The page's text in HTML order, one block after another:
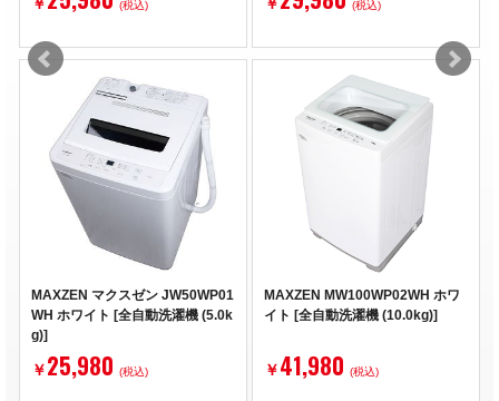
(税込) (税込)
MAXZEN マクスゼン JW50WP01
WH ホワイト [全自動洗濯機 (5.0k
g)]
￥25,980 (税込)
MAXZEN MW100WP02WH ホワ
イト [全自動洗濯機 (10.0kg)]
￥41,980 (税込)